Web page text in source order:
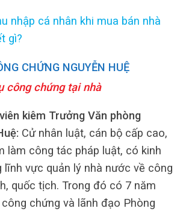
nhập cá nhân khi mua bán nhà
gì?
CHỨNG NGUYỄN HUỆ
công chứng tại nhà
kiêm Trưởng Văn phòng
Cử nhân luật, cán bộ cấp cao,
làm công tác pháp luật, có kinh
lĩnh vực quản lý nhà nước về công
quốc tịch. Trong đó có 7 năm
chứng và lãnh đạo Phòng